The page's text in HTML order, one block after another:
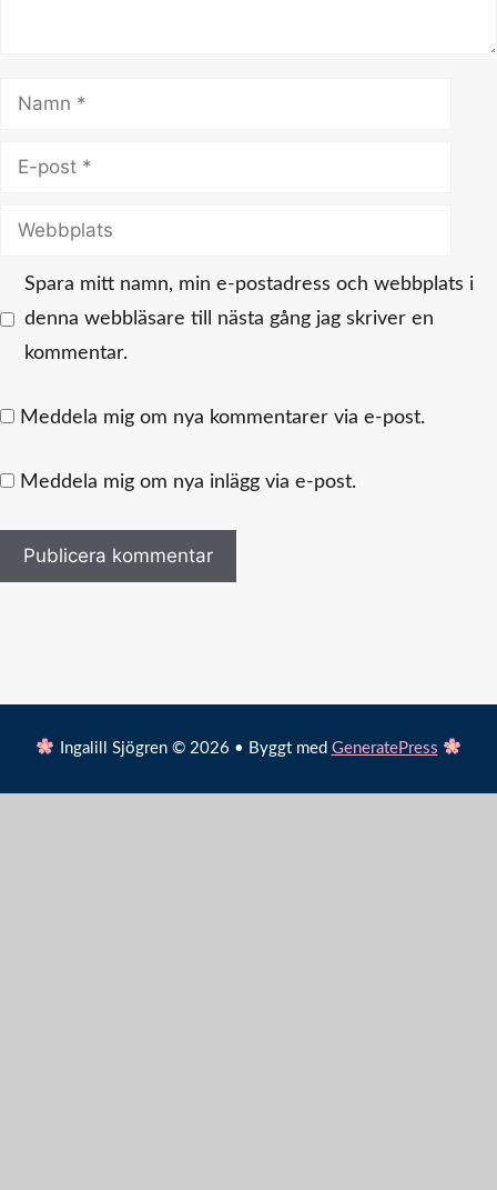
Namn
Webbplats
Spara mitt namn, min e-postadress och webbplats i
denna webbläsare till nästa gång jag skriver en
kommentar.
Meddela mig om nya kommentarer via e-post.
Meddela mig om nya inlägg via e-post.
Ingalill Sjögren © 2026 • Byggt med GeneratePress